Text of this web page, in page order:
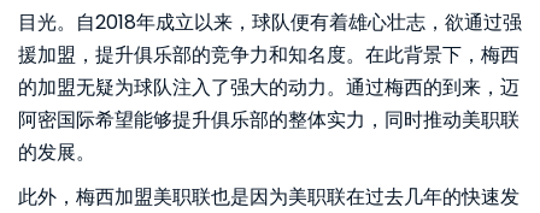
目光。自2018年成立以来，球队便有着雄心壮志，欲通过强
援加盟，提升俱乐部的竞争力和知名度。在此背景下，梅西
的加盟无疑为球队注入了强大的动力。通过梅西的到来，迈
阿密国际希望能够提升俱乐部的整体实力，同时推动美职联
的发展。
此外，梅西加盟美职联也是因为美职联在过去几年的快速发